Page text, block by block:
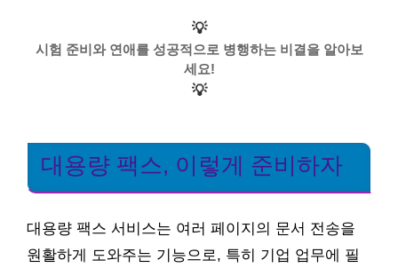
💡
시험 준비와 연애를 성공적으로 병행하는 비결을 알아보
세요!
💡
대용량 팩스, 이렇게 준비하자
대용량 팩스 서비스는 여러 페이지의 문서 전송을
원활하게 도와주는 기능으로, 특히 기업 업무에 필